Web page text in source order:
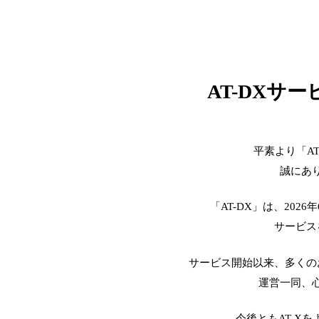
AT-DXサー
平素より「
誠にあ
「AT-DX」は、2026
サービ
サービス開始以来、多く
運営一同、